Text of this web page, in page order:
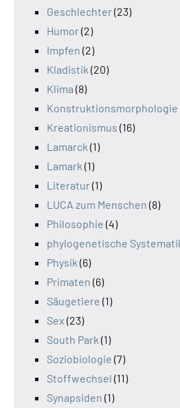
Geschlechter(23)
Humor(2)
Impfen (2)
Kladistik (20)
Klima (8)
Konstruktionsmorphologie
Kreationismus (16)
Lamarck (1)
Lamark (1)
Literatur(1)
LUCA zum Menschen (8)
Philosophie (4)
phylogenetische
Physik (6)
Primaten (6)
Säugetiere (1)
Sex (23)
South Park (1)
Soziobiologie (7)
Stoffwechsel (11)
Synapsiden (1)